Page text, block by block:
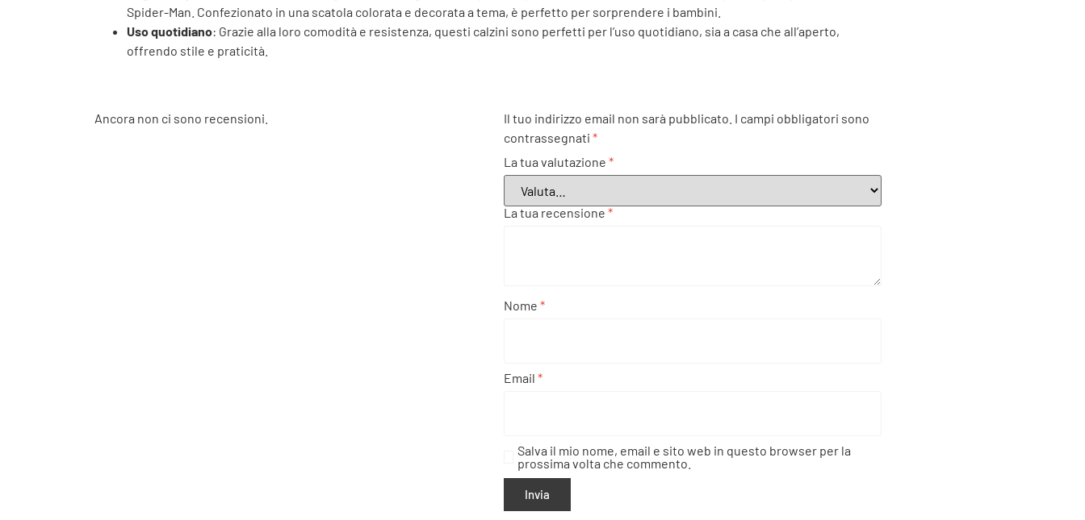
Spider-Man. Confezionato in una scatola colorata e decorata a tema, è perfetto per sorprendere i bambini.
Uso quotidiano: Grazie alla loro comodità e resistenza, questi calzini sono perfetti per l’uso quotidiano, sia a casa che all’aperto,
offrendo stile e praticità.
Ancora non ci sono recensioni. Il tuo indirizzo email non sarà pubblicato. I campi obbligatori sono
contrassegnati *
La tua valutazione *
La tua recensione *
Nome *
Email *
Salva il mio nome, email e sito web in questo browser per la
prossima volta che commento.